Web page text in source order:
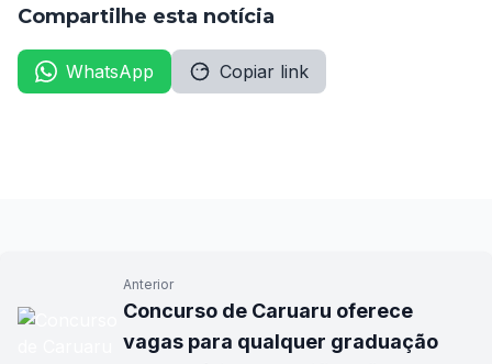
Compartilhe esta notícia
WhatsApp Copiar link
Anterior
Concurso de Caruaru oferece
vagas para qualquer graduação